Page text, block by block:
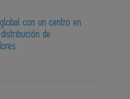
con un centro en
de